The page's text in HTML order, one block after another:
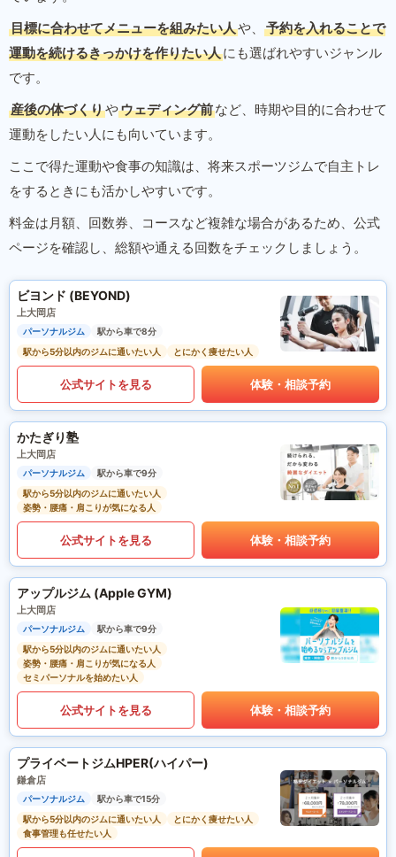
目標に合わせてメニューを組みたい人や、
予約を入れることで
運動を続けるきっかけを作りたい人にも選ばれやすいジャンル
です。
産後の体づくりやウェディング前など、時期や目的に合わせて
運動をしたい人にも向いています。
ここで得た運動や食事の知識は、将来スポーツジムで自主トレ
をするときにも活かしやすいです。
料金は月額、回数券、コースなど複雑な場合があるため、公式
ページを確認し、総額や通える回数をチェックしましょう。
ビヨンド (BEYOND)
上大岡店
パーソナルジム
駅から車で8分
駅から5分以内のジムに通いたい人
とにかく痩せたい人
公式サイトを見る 体験・相談予約
かたぎり塾
上大岡店
パーソナルジム
駅から車で9分
駅から5分以内のジムに通いたい人
姿勢・腰痛・肩こりが気になる人
公式サイトを見る 体験・相談予約
アップルジム (Apple GYM)
上大岡店
パーソナルジム
駅から車で9分
駅から5分以内のジムに通いたい人
姿勢・腰痛・肩こりが気になる人
セミパーソナルを始めたい人
公式サイトを見る 体験・相談予約
プライベートジムHPER(ハイパー)
鎌倉店
パーソナルジム
駅から車で15分
駅から5分以内のジムに通いたい人
とにかく痩せたい人
食事管理も任せたい人